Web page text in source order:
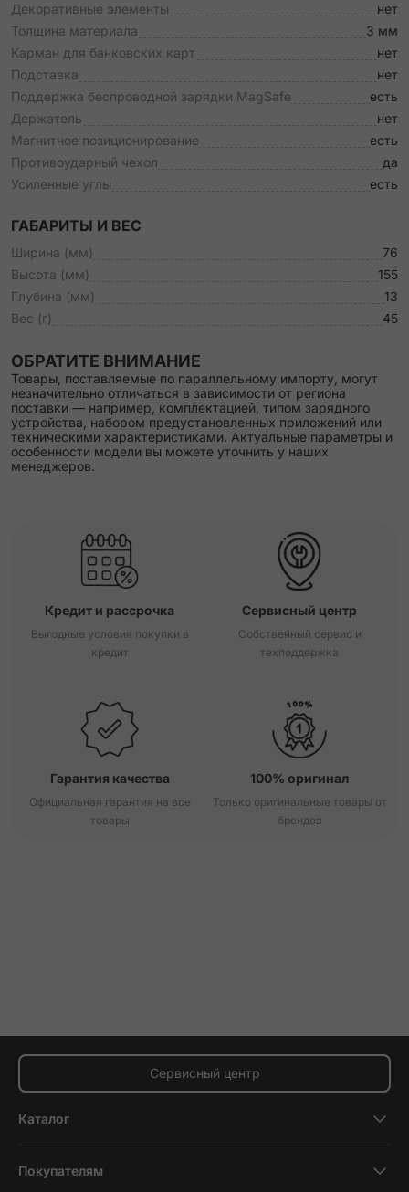
Декоративные элементы
нет
Толщина материала
3 мм
Карман для банковских карт
нет
Подставка
нет
Поддержка беспроводной зарядки MagSafe
есть
Держатель
нет
Магнитное позиционирование
есть
Противоударный чехол
да
Усиленные углы
есть
ГАБАРИТЫ И ВЕС
Ширина (мм)
76
Высота (мм)
155
Глубина (мм)
13
Вес (г)
45
ОБРАТИТЕ ВНИМАНИЕ
Товары, поставляемые по параллельному импорту, могут
незначительно отличаться в зависимости от региона
поставки — например, комплектацией, типом зарядного
устройства, набором предустановленных приложений или
техническими характеристиками. Актуальные параметры и
особенности модели вы можете уточнить у наших
менеджеров.
Кредит и рассрочка
Выгодные условия покупки в
кредит
Сервисный центр
Собственный сервис и
техподдержка
Гарантия качества
Официальная гарантия на все
товары
100% оригинал
Только оригинальные товары от
брендов
Сервисный центр
Каталог
Планшеты
Покупателям